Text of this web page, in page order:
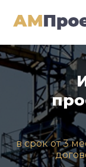
в срок от 3